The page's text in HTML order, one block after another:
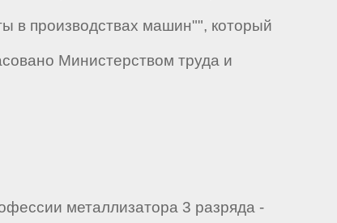
в производствах машин"", который
Министерством труда и
металлизатора 3 разряда -